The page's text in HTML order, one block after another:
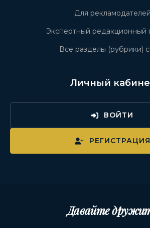
Для рекламодателей
Экспертный редакционный
Все разделы (рубрики)
Личный
ВОЙТИ
РЕГИСТРАЦИЯ
Давайте